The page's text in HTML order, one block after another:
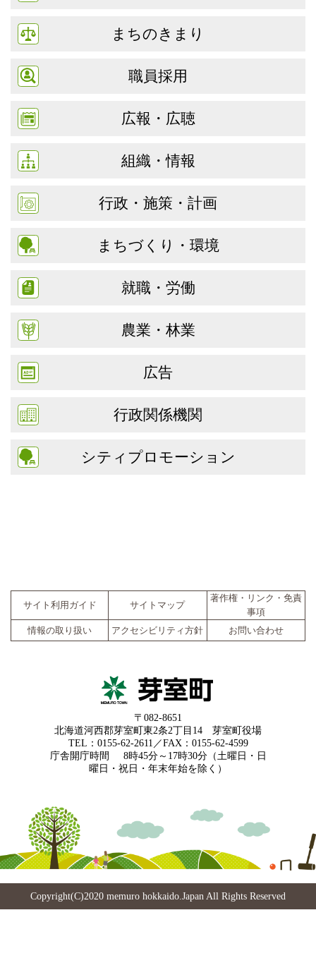
まちのきまり
職員採用
広報・広聴
組織・情報
行政・施策・計画
まちづくり・環境
就職・労働
農業・林業
広告
行政関係機関
シティプロモーション
サイト利用ガイド サイトマップ
著作権・リンク・免責
事項
情報の取り扱い
アクセシビリティ方針 お問い合わせ
〒082-8651
北海道河西郡芽室町東2条2丁目14 芽室町役場
TEL：0155-62-2611／FAX：0155-62-4599
庁舎開庁時間
8時45分～17時30分（土曜日・日
曜日・祝日・年末年始を除く）
Copyright(C)2020 memuro hokkaido.Japan All Rights Reserved